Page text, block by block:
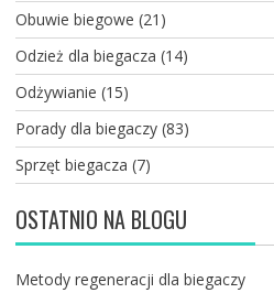
Obuwie biegowe (21)
Odzież dla biegacza (14)
Odżywianie (15)
Porady dla biegaczy(83)
Sprzęt biegacza (7)
OSTATNIO NA BLOGU
Metody regeneracji dla biegaczy